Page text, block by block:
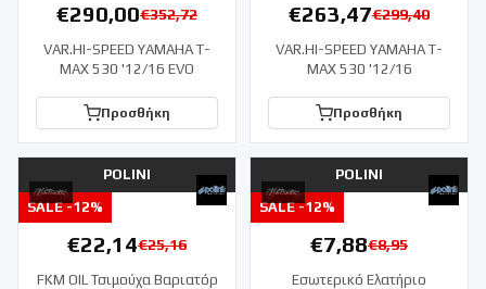
€290,00€352,72
VAR.HI-SPEED YAMAHA T-
MAX 530 '12/16 EVO
Προσθήκη
€263,47€299,40
VAR.HI-SPEED YAMAHA T-
MAX 530 '12/16
Προσθήκη
POLINI
SALE -12%
€22,14€25,16
FKM OIL Τσιμούχα Βαριατόρ
POLINI
SALE -12%
€7,88€8,95
Εσωτερικό Ελατήριο